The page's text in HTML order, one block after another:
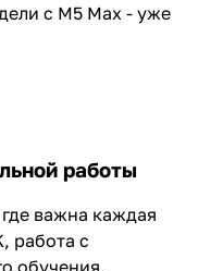
с M5 Max - уже
работы
важна каждая
работа с
обучения,